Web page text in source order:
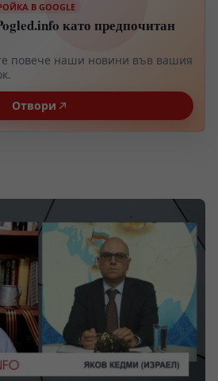
В GOOGLE
като предпочитан
повече наши новини във вашия
Отвори